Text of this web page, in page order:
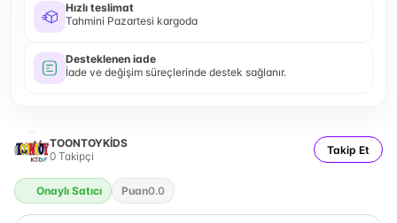
Hızlı teslimat
Tahmini Pazartesi kargoda
Desteklenen iade
İade ve değişim süreçlerinde destek sağlanır.
TOONTOYKİDS
0 Takipçi Takip Et
Onaylı Satıcı Puan0.0